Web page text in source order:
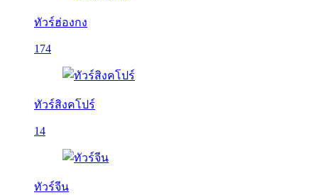
ทัวร์ฮ่องกง
174
ทัวร์สิงคโปร์
14
ทัวร์จีน